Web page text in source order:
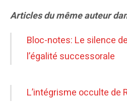
Articles du même auteur
Bloc-notes: Le silence
l’égalité successorale
L’intégrisme occulte de